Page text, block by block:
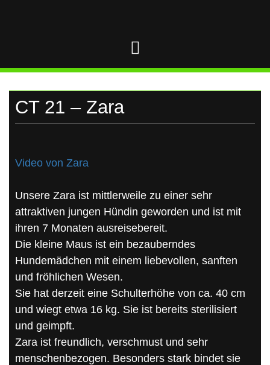
CT 21 – Zara
Video von Zara
Unsere Zara ist mittlerweile zu einer sehr
attraktiven jungen Hündin geworden und ist mit
ihren 7 Monaten ausreisebereit.
Die kleine Maus ist ein bezauberndes
Hundemädchen mit einem liebevollen, sanften
und fröhlichen Wesen.
Sie hat derzeit eine Schulterhöhe von ca. 40 cm
und wiegt etwa 16 kg. Sie ist bereits sterilisiert
und geimpft.
Zara ist freundlich, verschmust und sehr
menschenbezogen. Besonders stark bindet sie